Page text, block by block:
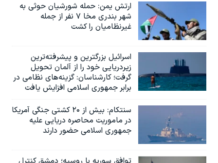
ارتش یمن: حمله شورشیان حوثی به
شهر بندری مخا ۷ نفر از جمله
غیرنظامیان را کشت
اسرائيل بزرگترین و پیشرفته‌ترین
زیردریایی خود را از آلمان تحویل
گرفت؛ کارشناسان: گزینه‌های نظامی در
برابر جمهوری اسلامی افزایش یافت
سنتکام: بیش از ۲۰ کشتی جنگی آمریکا
در ماموریت محاصره دریایی علیه
جمهوری اسلامی حضور دارند